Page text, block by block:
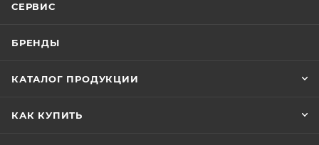
СЕРВИС
БРЕНДЫ
КАТАЛОГ ПРОДУКЦИИ
КАК КУПИТЬ